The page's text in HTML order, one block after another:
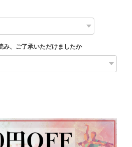
み、ご了承いただけましたか